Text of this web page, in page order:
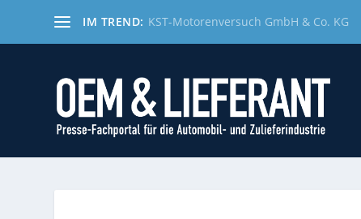
IM TREND: KST-Motorenversuch GmbH & Co. KG